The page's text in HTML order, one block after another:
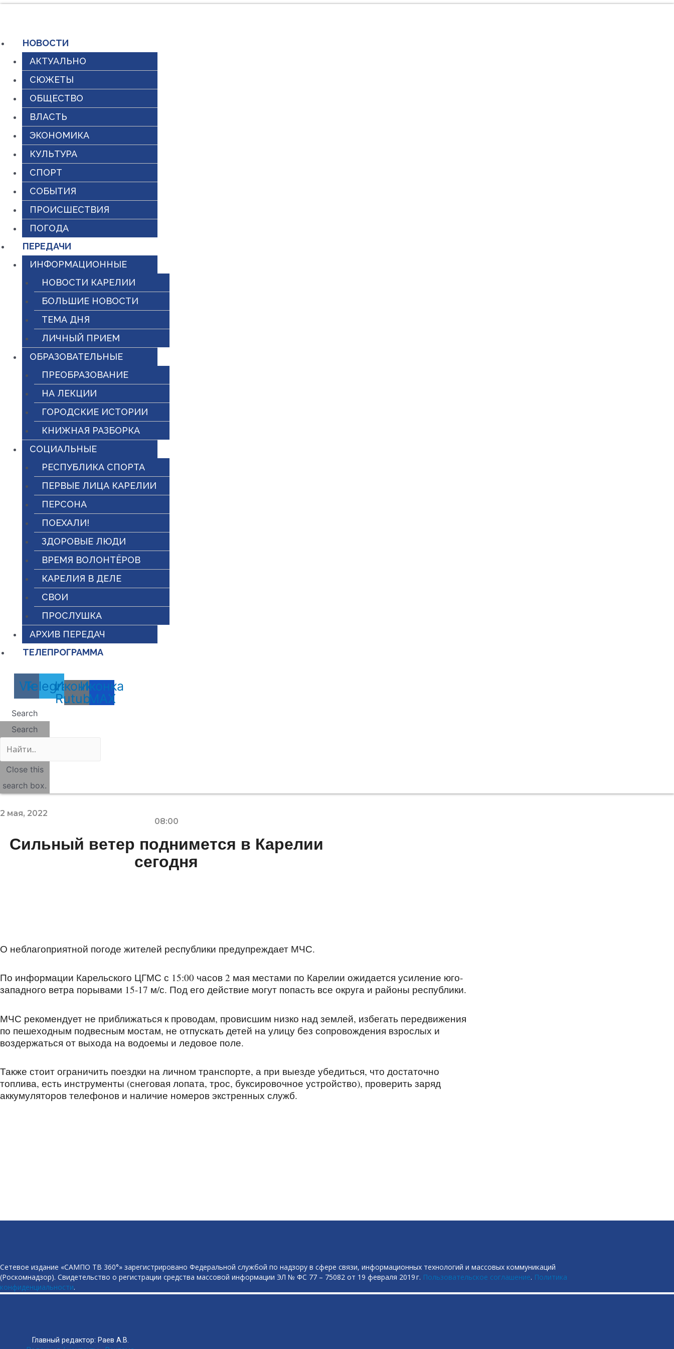
содержимому
НОВОСТИ
АКТУАЛЬНО
СЮЖЕТЫ
ОБЩЕСТВО
ВЛАСТЬ
ЭКОНОМИКА
КУЛЬТУРА
СПОРТ
СОБЫТИЯ
ПРОИСШЕСТВИЯ
ПОГОДА
ПЕРЕДАЧИ
ИНФОРМАЦИОННЫЕ
НОВОСТИ КАРЕЛИИ
БОЛЬШИЕ НОВОСТИ
ТЕМА ДНЯ
ЛИЧНЫЙ ПРИЕМ
ОБРАЗОВАТЕЛЬНЫЕ
ПРЕОБРАЗОВАНИЕ
НА ЛЕКЦИИ
ГОРОДСКИЕ ИСТОРИИ
КНИЖНАЯ РАЗБОРКА
СОЦИАЛЬНЫЕ
РЕСПУБЛИКА СПОРТА
ПЕРВЫЕ ЛИЦА КАРЕЛИИ
ПЕРСОНА
ПОЕХАЛИ!
ЗДОРОВЫЕ ЛЮДИ
ВРЕМЯ ВОЛОНТЁРОВ
КАРЕЛИЯ В ДЕЛЕ
СВОИ
ПРОСЛУШКА
АРХИВ ПЕРЕДАЧ
ТЕЛЕПРОГРАММА
Vk
Telegram
Иконка
Rutube
Иконка
MAX
Search
Search
Close this
search box.
2 мая, 2022
08:00
Сильный ветер поднимется в Карелии
сегодня
О неблагоприятной погоде жителей республики предупреждает МЧС.
По информации Карельского ЦГМС с 15:00 часов 2 мая местами по Карелии ожидается усиление юго-
западного ветра порывами 15-17 м/с. Под его действие могут попасть все округа и районы республики.
МЧС рекомендует не приближаться к проводам, провисшим низко над землей, избегать передвижения
по пешеходным подвесным мостам, не отпускать детей на улицу без сопровождения взрослых и
воздержаться от выхода на водоемы и ледовое поле.
Также стоит ограничить поездки на личном транспорте, а при выезде убедиться, что достаточно
топлива, есть инструменты (снеговая лопата, трос, буксировочное устройство), проверить заряд
аккумуляторов телефонов и наличие номеров экстренных служб.
Сетевое издание «САМПО ТВ 360°» зарегистрировано Федеральной службой по надзору в сфере связи, информационных технологий и массовых коммуникаций
(Роскомнадзор). Свидетельство о регистрации средства массовой информации ЭЛ № ФС 77 – 75082 от 19 февраля 2019 г. Пользовательское соглашение. Политика
конфиденциальности.
Главный редактор: Раев А.В.